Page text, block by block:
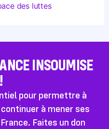
des luttes
INSOUMISE
!
pour permettre à
à mener ses
Faites un don